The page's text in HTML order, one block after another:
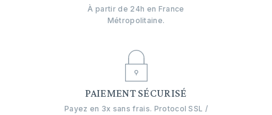
À partir de 24h en France
Métropolitaine.
PAIEMENT SÉCURISÉ
Payez en 3x sans frais. Protocol SSL /